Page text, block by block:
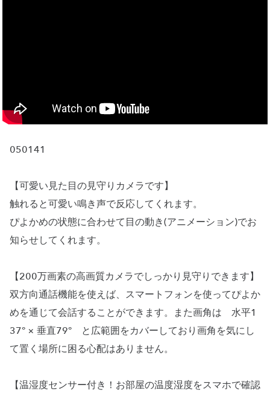
050141
【可愛い見た目の見守りカメラです】
触れると可愛い鳴き声で反応してくれます。
ぴよかめの状態に合わせて目の動き(アニメーション)でお
知らせしてくれます。
【200万画素の高画質カメラでしっかり見守りできます】
双方向通話機能を使えば、スマートフォンを使ってぴよか
めを通じて会話することができます。また画角は 水平1
37° × 垂直79° と広範囲をカバーしており画角を気にし
て置く場所に困る心配はありません。
【温湿度センサー付き！お部屋の温度湿度をスマホで確認